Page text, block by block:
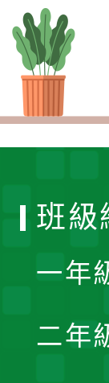
班級
一年
二年